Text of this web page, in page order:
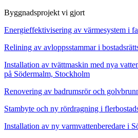
Byggnadsprojekt vi gjort
Energieffektivisering av värmesystem i
Relining av avloppsstammar i
Installation av tvättmaskin med nya
på Södermalm, Stockholm
Renovering av badrumsrör och
Stambyte och ny rördragning i
Installation av ny varmvattenberedare i